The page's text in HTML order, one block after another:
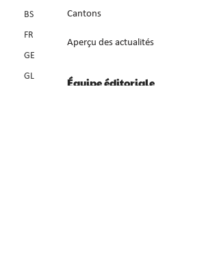
BS
FR
GE
GL
Cantons
Aperçu des actualités
Équipe éditoriale